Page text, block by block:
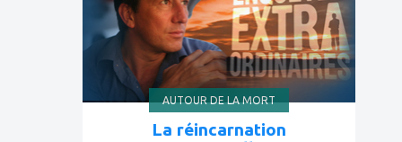
AUTOUR DE LA MORT
La réincarnation